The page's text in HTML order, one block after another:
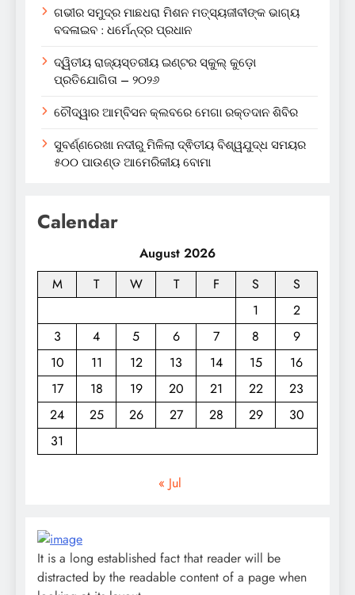
ଗଭୀର ସମୁଦ୍ର ମାଛଧରା ମିଶନ ମତ୍ସ୍ୟଜୀବୀଙ୍କ ଭାଗ୍ୟ
ବଦଳାଇବ : ଧର୍ମେନ୍ଦ୍ର ପ୍ରଧାନ
ଦ୍ୱିତୀୟ ରାଜ୍ୟସ୍ତରୀୟ ଇଣ୍ଟର ସ୍କୁଲ୍ କୁଡ଼ୋ
ପ୍ରତିଯୋଗିତା – ୨୦୨୬
ଚୌଦ୍ୱାର ଆମ୍ବିସନ କ୍ଲବରେ ମେଗା ରକ୍ତଦାନ ଶିବିର
ସୁବର୍ଣ୍ଣରେଖା ନଦୀରୁ ମିଳିଲା ଦ୍ଵିତୀୟ ବିଶ୍ୱଯୁଦ୍ଧ ସମୟର
୫୦୦ ପାଉଣ୍ଡ ଆମେରିକୀୟ ବୋମା
Calendar
August 2026
M
T W T F S
S
1
2
3
4 5 6 7 8
9
10
11 12 13 14 15
16
17
18 19 20 21 22
23
24
25 26 27 28 29
30
31
« Jul
It is a long established fact that reader will be
distracted by the readable content of a page when